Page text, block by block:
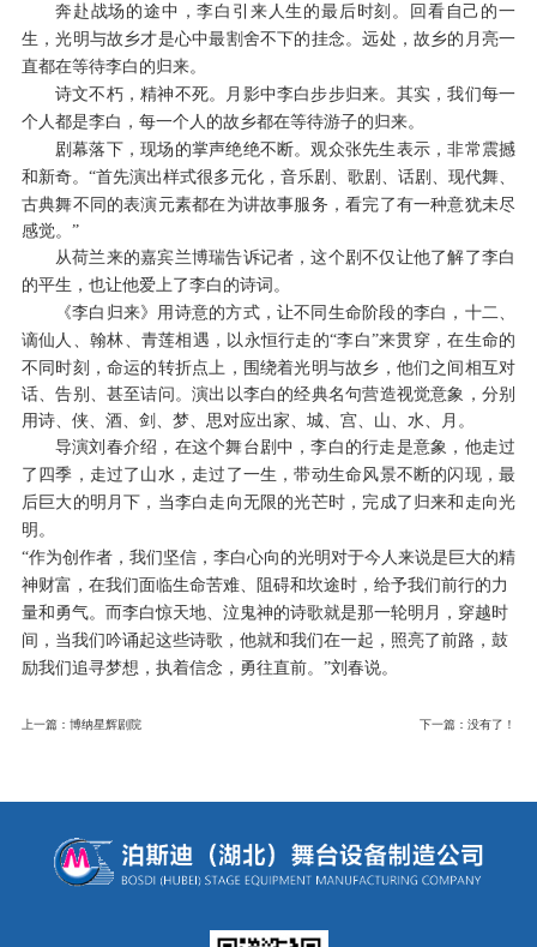
奔赴战场的途中，李白引来人生的最后时刻。回看自己的一
生，光明与故乡才是心中最割舍不下的挂念。远处，故乡的月亮一
直都在等待李白的归来。
诗文不朽，精神不死。月影中李白步步归来。其实，我们每一
个人都是李白，每一个人的故乡都在等待游子的归来。
剧幕落下，现场的掌声绝绝不断。观众张先生表示，非常震撼
和新奇。 “首先演出样式很多元化，音乐剧、歌剧、话剧、现代舞、
古典舞不同的表演元素都在为讲故事服务，看完了有一种意犹未尽
感觉。”
从荷兰来的嘉宾兰博瑞告诉记者，这个剧不仅让他了解了李白
的平生，也让他爱上了李白的诗词。
《李白归来》用诗意的方式，让不同生命阶段的李白，十二、
谪仙人、翰林、青莲相遇，以永恒行走的“李白”来贯穿，在生命的
不同时刻，命运的转折点上，围绕着光明与故乡，他们之间相互对
话、告别、甚至诘问。演出以李白的经典名句营造视觉意象，分别
用诗、侠、酒、剑、梦、思对应出家、城、宫、山、水、月。
导演刘春介绍，在这个舞台剧中，李白的行走是意象，他走过
了四季，走过了山水，走过了一生，带动生命风景不断的闪现，最
后巨大的明月下，当李白走向无限的光芒时，完成了归来和走向光
明。
“作为创作者，我们坚信，李白心向的光明对于今人来说是巨大的精
神财富，在我们面临生命苦难、阻碍和坎途时，给予我们前行的力
量和勇气。而李白惊天地、泣鬼神的诗歌就是那一轮明月，穿越时
间，当我们吟诵起这些诗歌，他就和我们在一起，照亮了前路，鼓
励我们追寻梦想，执着信念，勇往直前。”刘春说。
上一篇：博纳星辉剧院 下一篇：没有了！